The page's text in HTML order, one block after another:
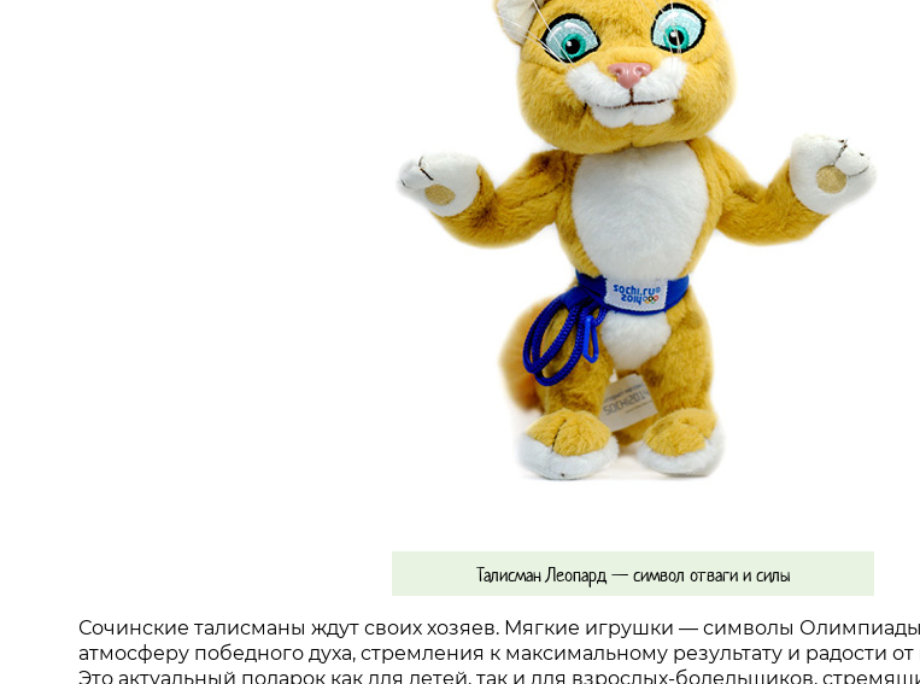
Талисман Леопард — символ отваги и силы
Сочинские талисманы ждут своих хозяев. Мягкие игрушки — символы
атмосферу победного духа, стремления к максимальному результату и радости
Это актуальный подарок как для детей, так и для взрослых-болельщиков,